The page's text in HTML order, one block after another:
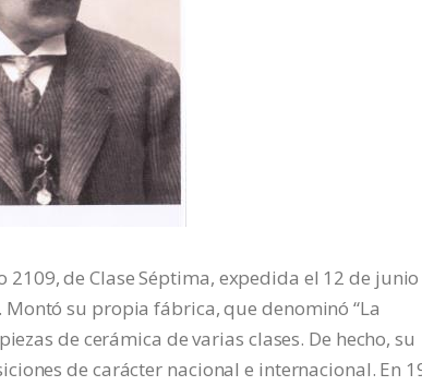
de Clase Séptima, expedida el 12 de
su propia fábrica, que denominó “La
de cerámica de varias clases. De hecho, su
de carácter nacional e internacional. En